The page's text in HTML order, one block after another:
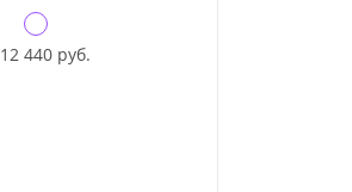
12 440 руб.